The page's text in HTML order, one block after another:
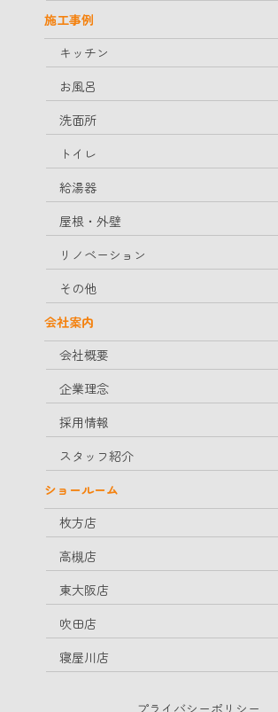
施工事例
キッチン
お風呂
洗面所
トイレ
給湯器
屋根・外壁
リノベーション
その他
会社案内
会社概要
企業理念
採用情報
スタッフ紹介
ショールーム
枚方店
高槻店
東大阪店
吹田店
寝屋川店
プライバシーポリシー